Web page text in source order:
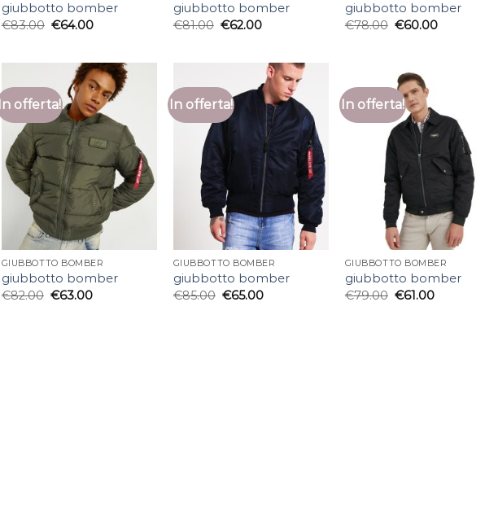
giubbotto bomber
€83.00 €64.00
giubbotto bomber
€81.00 €62.00
giubbotto bomber
€78.00 €60.00
In offerta!
GIUBBOTTO BOMBER
giubbotto bomber
€82.00 €63.00
In offerta!
GIUBBOTTO BOMBER
giubbotto bomber
€85.00 €65.00
In offerta!
GIUBBOTTO BOMBER
giubbotto bomber
€79.00 €61.00